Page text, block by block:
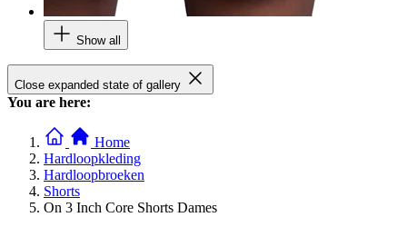
Show all
Close expanded state of gallery
You are here:
Home
Hardloopkleding
Hardloopbroeken
Shorts
On 3 Inch Core Shorts Dames